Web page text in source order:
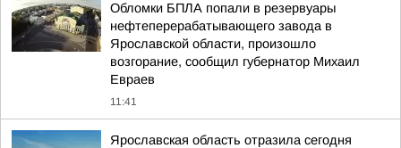
Обломки БПЛА попали в резервуары
нефтеперерабатывающего завода в
Ярославской области, произошло
возгорание, сообщил губернатор Михаил
Евраев
11:41
Ярославская область отразила сегодня